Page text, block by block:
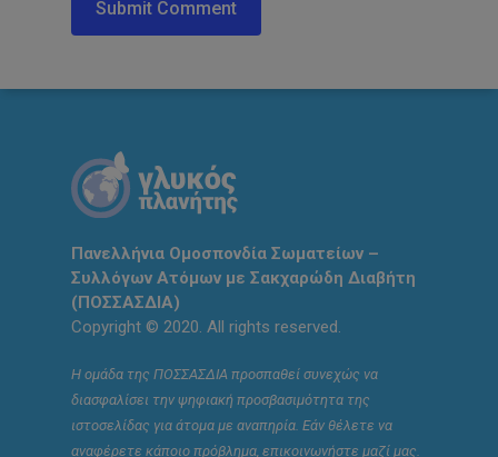
Πανελλήνια Ομοσπονδία Σωματείων –
Συλλόγων Ατόμων με Σακχαρώδη Διαβήτη
(ΠΟΣΣΑΣΔΙΑ)
Copyright © 2020. All rights reserved.
Η ομάδα της ΠΟΣΣΑΣΔΙΑ προσπαθεί συνεχώς να
διασφαλίσει την ψηφιακή προσβασιμότητα της
ιστοσελίδας για άτομα με αναπηρία. Εάν θέλετε να
αναφέρετε κάποιο πρόβλημα, επικοινωνήστε μαζί μας.